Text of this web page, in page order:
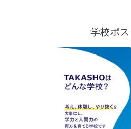
学校ポ